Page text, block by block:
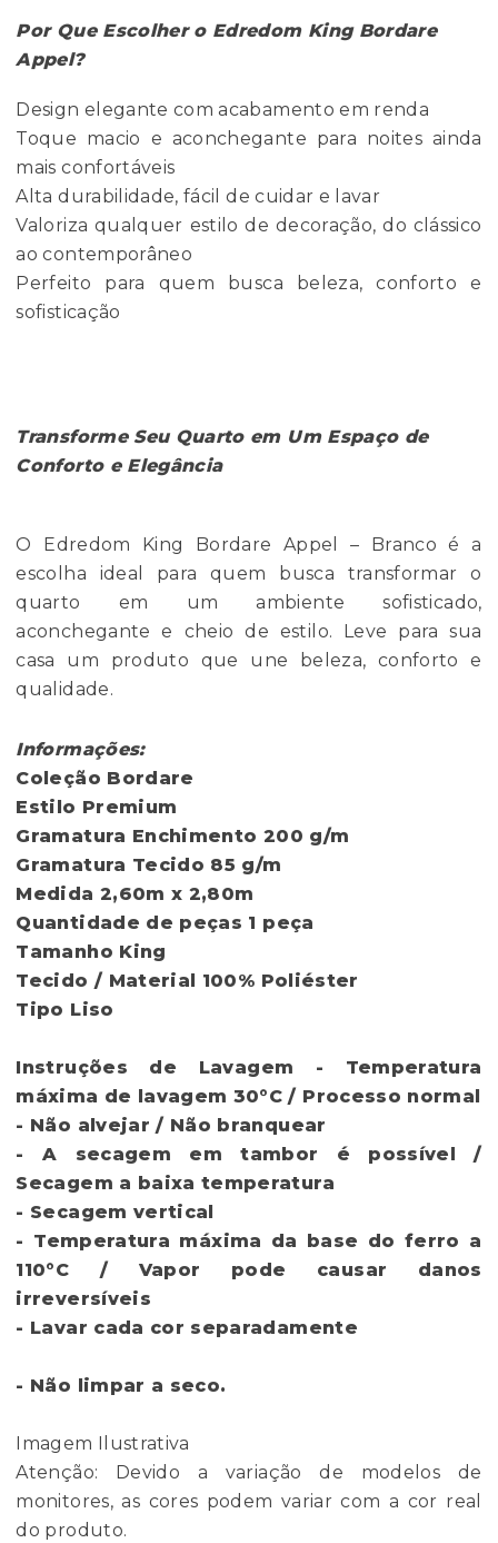
Por Que Escolher o Edredom King Bordare
Appel?
Design elegante com acabamento em renda
Toque macio e aconchegante para noites ainda
mais confortáveis
Alta durabilidade, fácil de cuidar e lavar
Valoriza qualquer estilo de decoração, do clássico
ao contemporâneo
Perfeito para quem busca beleza, conforto e
sofisticação
Transforme Seu Quarto em Um Espaço de
Conforto e Elegância
O Edredom King Bordare Appel – Branco é a
escolha ideal para quem busca transformar o
quarto em um ambiente sofisticado,
aconchegante e cheio de estilo. Leve para sua
casa um produto que une beleza, conforto e
qualidade.
Informações:
Coleção Bordare
Estilo Premium
Gramatura Enchimento 200 g/m
Gramatura Tecido 85 g/m
Medida 2,60m x 2,80m
Quantidade de peças 1 peça
Tamanho King
Tecido / Material
100% Poliéster
Tipo Liso
Instruções de Lavagem
- Temperatura
máxima de lavagem 30°C / Processo normal
- Não alvejar / Não branquear
- A secagem em tambor é possível /
Secagem a baixa temperatura
- Secagem vertical
- Temperatura máxima da base do ferro a
110°C / Vapor pode causar danos
irreversíveis
- Lavar cada cor separadamente
- Não limpar a seco.
Imagem Ilustrativa
Atenção: Devido a variação de modelos de
monitores, as cores podem variar com a cor real
do produto.